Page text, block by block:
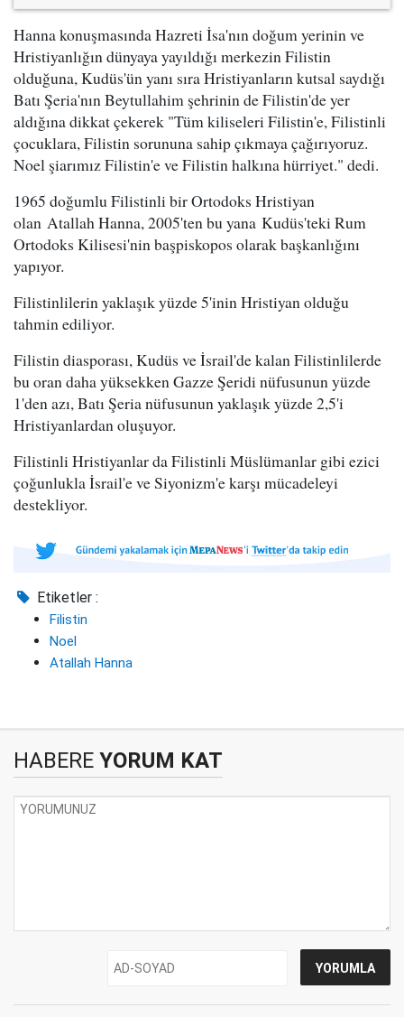
Hanna konuşmasında Hazreti İsa'nın doğum yerinin ve
Hristiyanlığın dünyaya yayıldığı merkezin Filistin
olduğuna, Kudüs'ün yanı sıra Hristiyanların kutsal saydığı
Batı Şeria'nın Beytullahim şehrinin de Filistin'de yer
aldığına dikkat çekerek "Tüm kiliseleri Filistin'e, Filistinli
çocuklara, Filistin sorununa sahip çıkmaya çağırıyoruz.
Noel şiarımız Filistin'e ve Filistin halkına hürriyet." dedi.
1965 doğumlu Filistinli bir Ortodoks Hristiyan
olan Atallah Hanna, 2005'ten bu yana Kudüs'teki Rum
Ortodoks Kilisesi'nin başpiskopos olarak başkanlığını
yapıyor.
Filistinlilerin yaklaşık yüzde 5'inin Hristiyan olduğu
tahmin ediliyor.
Filistin diasporası, Kudüs ve İsrail'de kalan Filistinlilerde
bu oran daha yüksekken Gazze Şeridi nüfusunun yüzde
1'den azı, Batı Şeria nüfusunun yaklaşık yüzde 2,5'i
Hristiyanlardan oluşuyor.
Filistinli Hristiyanlar da Filistinli Müslümanlar gibi ezici
çoğunlukla İsrail'e ve Siyonizm'e karşı mücadeleyi
destekliyor.
Etiketler :
Filistin
Noel
Atallah Hanna
HABERE YORUM KAT